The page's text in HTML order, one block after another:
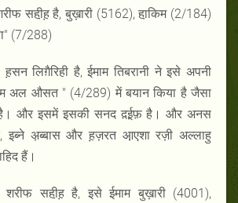
सही़ह़ है, बुख़ारी (5162), हा़किम (2/184)
(7/288)
लिग़ैरिही है, ईमाम तिबरानी ने इसे अपनी
अल औसत " (4/289) में बयान किया है जैसा
और इसमें इसकी सनद द़ई़फ़ है। और अनस
इब्ने अ़ब्बास और ह़ज़रत आ़एशा रज़ी अल्लाहु
हैं।
सही़ह़ है, इसे ईमाम बुख़ारी (4001),